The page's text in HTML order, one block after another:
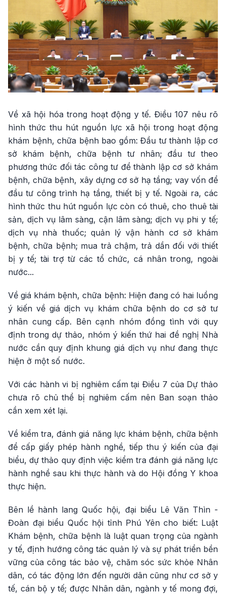
Về xã hội hóa trong hoạt động y tế. Điều 107 nêu rõ
hình thức thu hút nguồn lực xã hội trong hoạt động
khám bệnh, chữa bệnh bao gồm: Đầu tư thành lập cơ
sở khám bệnh, chữa bệnh tư nhân; đầu tư theo
phương thức đối tác công tư để thành lập cơ sở khám
bệnh, chữa bệnh, xây dựng cơ sở hạ tầng; vay vốn để
đầu tư công trình hạ tầng, thiết bị y tế. Ngoài ra, các
hình thức thu hút nguồn lực còn có thuê, cho thuê tài
sản, dịch vụ lâm sàng, cận lâm sàng; dịch vụ phi y tế;
dịch vụ nhà thuốc; quản lý vận hành cơ sở khám
bệnh, chữa bệnh; mua trả chậm, trả dần đối với thiết
bị y tế; tài trợ từ các tổ chức, cá nhân trong, ngoài
nước...
Về giá khám bệnh, chữa bệnh: Hiện đang có hai luồng
ý kiến về giá dịch vụ khám chữa bệnh do cơ sở tư
nhân cung cấp. Bên cạnh nhóm đồng tình với quy
định trong dự thảo, nhóm ý kiến thứ hai đề nghị Nhà
nước cần quy định khung giá dịch vụ như đang thực
hiện ở một số nước.
Với các hành vi bị nghiêm cấm tại Điều 7 của Dự thảo
chưa rõ chủ thể bị nghiêm cấm nên Ban soạn thảo
cần xem xét lại.
Về kiểm tra, đánh giá năng lực khám bệnh, chữa bệnh
để cấp giấy phép hành nghề, tiếp thu ý kiến của đại
biểu, dự thảo quy định việc kiểm tra đánh giá năng lực
hành nghề sau khi thực hành và do Hội đồng Y khoa
thực hiện.
Bên lề hành lang Quốc hội, đại biểu Lê Văn Thìn -
Đoàn đại biểu Quốc hội tỉnh Phú Yên cho biết: Luật
Khám bệnh, chữa bệnh là luật quan trọng của ngành
y tế, định hướng công tác quản lý và sự phát triển bền
vững của công tác bảo vệ, chăm sóc sức khỏe Nhân
dân, có tác động lớn đến người dân cũng như cơ sở y
tế, cán bộ y tế; được Nhân dân, ngành y tế mong đợi,